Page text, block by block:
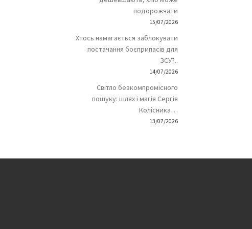
подорожчати
15/07/2026
Хтось намагається заблокувати
постачання боєприпасів для
ЗСУ?..
14/07/2026
Світло безкомпромісного
пошуку: шлях і магія Сергія
Колісника…
13/07/2026